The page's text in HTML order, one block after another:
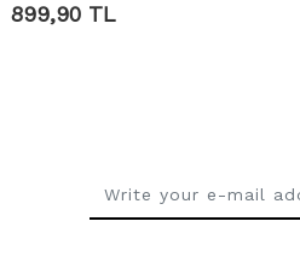
899,90 TL